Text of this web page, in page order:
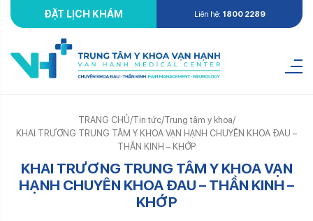
ĐẶT LỊCH KHÁM Liên hệ: 1800 2289
TRANG CHỦ/Tin tức/Trung tâm y khoa/
KHAI TRƯƠNG TRUNG TÂM Y KHOA VẠN HẠNH CHUYÊN KHOA ĐAU –
THẦN KINH – KHỚP
KHAI TRƯƠNG TRUNG TÂM Y KHOA VẠN
HẠNH CHUYÊN KHOA ĐAU – THẦN KINH –
KHỚP